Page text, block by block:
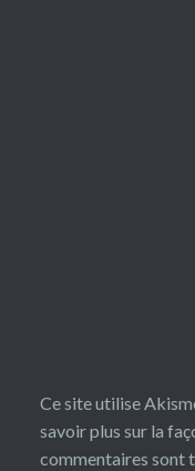
Ce site utilise
savoir plus sur la
commentaires sont